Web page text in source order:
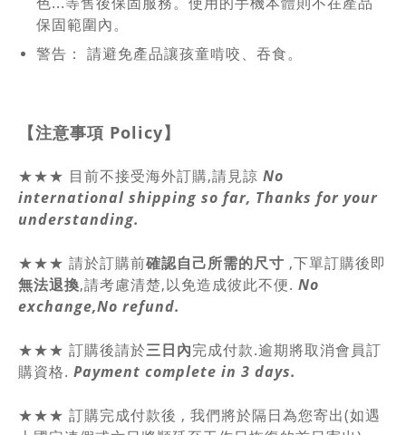
保固範圍內。
警告： 請避免產品讓孩童啃咬、吞食。
【注意事項 Policy】
★★★ 目前不接受海外訂購,請見諒 No
international shipping so far, Thanks for your
understanding.
★★★ 請於訂購前確認自己所需的尺寸 ,下單訂購後即
無法退換,請考慮清楚,以免造成彼此不便. No
exchange,No refund.
★★★ 訂購後請於三日內完成付款.逾期將取消會員訂
購資格. Payment complete in 3 days.
★★★ 訂購完成付款後 , 我們將於隔日為您寄出(如遇